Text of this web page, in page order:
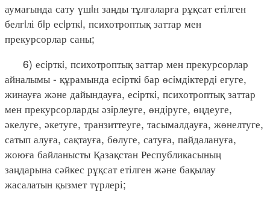
аумағында сату үшiн заңды тұлғаларға рұқсат етілген
белгiлі бiр есiрткi, психотроптық заттар мен
прекурсорлар саны;
6) есiрткi, психотроптық заттар мен прекурсорлар
айналымы - құрамында есiрткi бар өсiмдiктердi егуге,
жинауға және дайындауға, есiрткi, психотроптық заттар
мен прекурсорларды әзiрлеуге, өндiруге, өңдеуге,
әкелуге, әкетуге, транзиттеуге, тасымалдауға, жөнелтуге,
сатып алуға, сақтауға, бөлуге, сатуға, пайдалануға,
жоюға байланысты Қазақстан Республикасының
заңдарына сәйкес рұқсат етілген және бақылау
жасалатын қызмет түрлері;